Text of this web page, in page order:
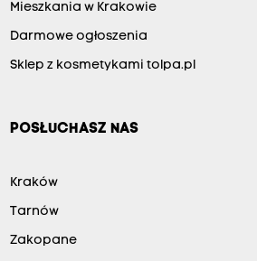
Mieszkania w Krakowie
Darmowe ogłoszenia
Sklep z kosmetykami tolpa.pl
POSŁUCHASZ NAS
Kraków
Tarnów
Zakopane